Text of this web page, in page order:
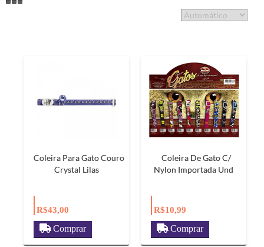
Coleira Para Gato Couro
Crystal Lilas
R$43,00
Comprar
Coleira De Gato C/
Nylon Importada Und
R$10,99
Comprar